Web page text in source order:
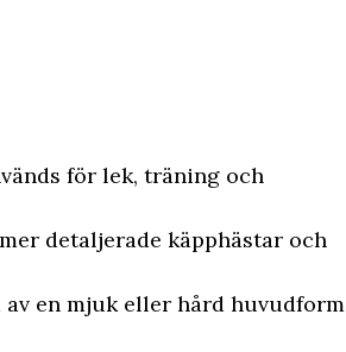
för lek, träning och
detaljerade käpphästar och
av en mjuk eller hård huvudform